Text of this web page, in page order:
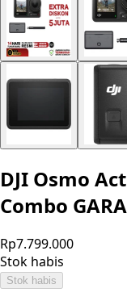
DJI Osmo
Combo
Rp7.799.000
Stok habis
Stok habis